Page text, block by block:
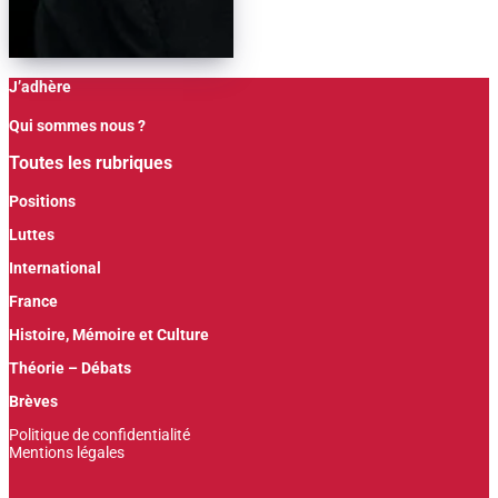
J’adhère
Qui sommes nous ?
Toutes les rubriques
Positions
Luttes
International
France
Histoire, Mémoire et Culture
Théorie – Débats
Brèves
Politique de confidentialité
Mentions légales